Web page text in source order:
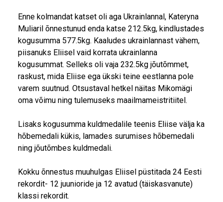
Enne kolmandat katset oli aga Ukrainlannal, Kateryna
Muliaril õnnestunud enda katse 212.5kg, kindlustades
kogusumma 577.5kg. Kaaludes ukrainlannast vähem,
piisanuks Eliisel vaid korrata ukrainlanna
kogusummat. Selleks oli vaja 232.5kg jõutõmmet,
raskust, mida Eliise ega ükski teine eestlanna pole
varem suutnud. Otsustaval hetkel näitas Mikomägi
oma võimu ning tulemuseks maailmameistritiitel.
Lisaks kogusumma kuldmedalile teenis Eliise välja ka
hõbemedali kükis, lamades surumises hõbemedali
ning jõutõmbes kuldmedali.
Kokku õnnestus muuhulgas Eliisel püstitada 24 Eesti
rekordit- 12 juunioride ja 12 avatud (täiskasvanute)
klassi rekordit.